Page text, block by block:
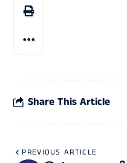
Share This Article
PREVIOUS ARTICLE